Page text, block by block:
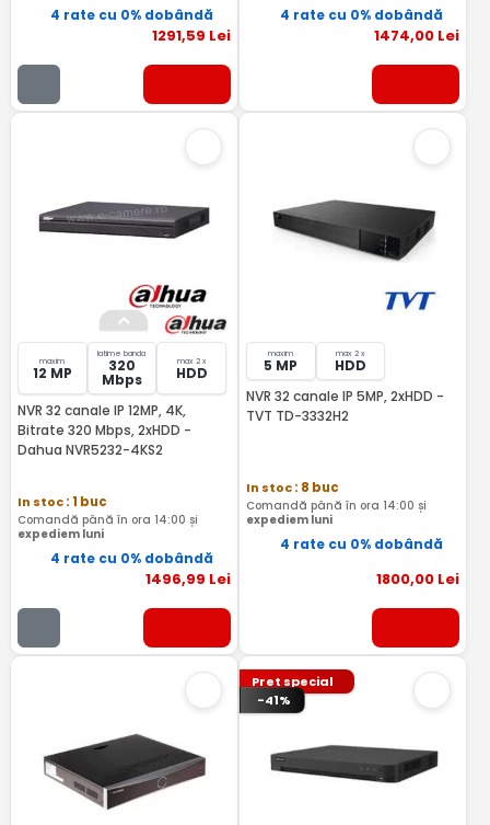
4 rate cu 0% dobândă
1291,59 Lei
4 rate cu 0% dobândă
1474,00 Lei
maxim
12 MP
latime banda
320
Mbps
max 2 x
HDD
NVR 32 canale IP 12MP, 4K,
Bitrate 320 Mbps, 2xHDD -
Dahua NVR5232-4KS2
In stoc: 1 buc
Comandă până în ora 14:00 și
expediem luni
4 rate cu 0% dobândă
1496,99 Lei
maxim
5 MP
max 2 x
HDD
NVR 32 canale IP 5MP, 2xHDD -
TVT TD-3332H2
In stoc: 8 buc
Comandă până în ora 14:00 și
expediem luni
4 rate cu 0% dobândă
1800,00 Lei
Pret special
-41%